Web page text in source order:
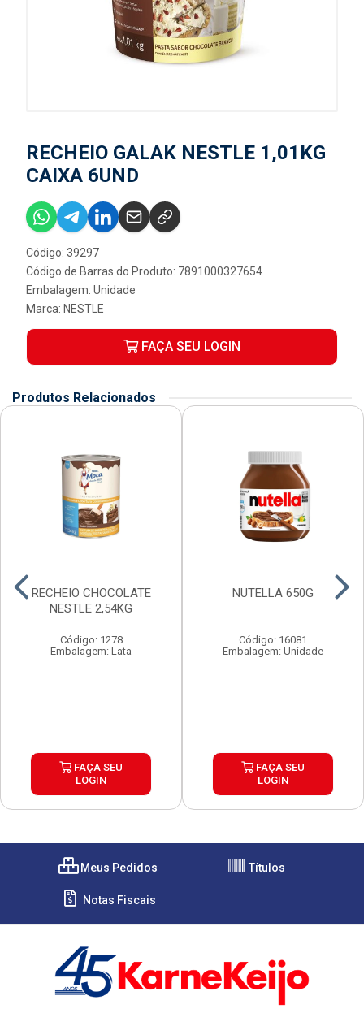
RECHEIO GALAK NESTLE 1,01KG
CAIXA 6UND
Código: 39297
Código de Barras do Produto: 7891000327654
Embalagem: Unidade
Marca: NESTLE
FAÇA SEU LOGIN
Produtos Relacionados
RECHEIO CHOCOLATE
NESTLE 2,54KG
Código: 1278
Embalagem: Lata
FAÇA SEU
LOGIN
NUTELLA 650G
Código: 16081
Embalagem: Unidade
FAÇA SEU
LOGIN
Meus Pedidos Títulos
Notas Fiscais